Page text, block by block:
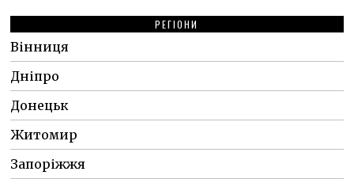
РЕГІОНИ
Вінниця
Дніпро
Донецьк
Житомир
Запоріжжя